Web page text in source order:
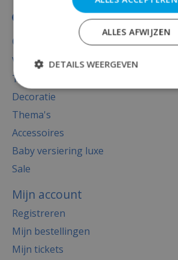
Categorieën
Versiering
Totaal thema feest
Decoratie
Thema's
Accessoires
Baby versiering luxe
Sale
Mijn account
Registreren
Mijn bestellingen
Mijn tickets
ALLES AFWIJZEN
DETAILS WEERGEVEN